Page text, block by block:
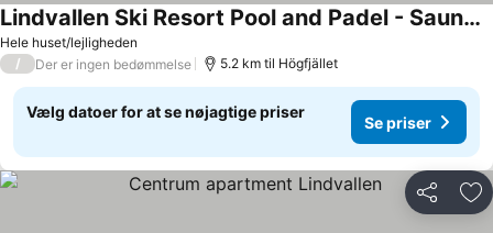
Hele huset/lejligheden
Lindvallen Ski Resort Pool and Padel - Sauna - 7 Guests
/ Der er ingen bedømmelse 5.2 km til Högfjället
Vælg datoer for at se nøjagtige priser
Se priser
Del